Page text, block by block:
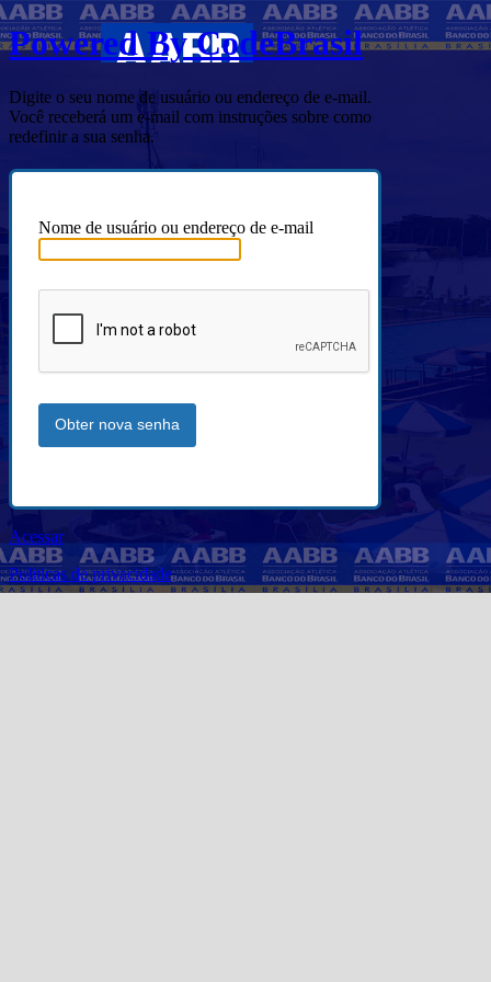
Powered By CodeBrasil
Digite o seu nome de usuário ou endereço de e-mail.
Você receberá um e-mail com instruções sobre como
redefinir a sua senha.
Nome de usuário ou endereço de e-mail
Acessar
Politicas de privacidade